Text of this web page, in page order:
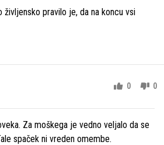
življensko pravilo je, da na koncu vsi
0 0
Za moškega je vedno veljalo da se
spaček ni vreden omembe.